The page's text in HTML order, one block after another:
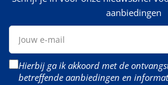
aanbiedingen
Jouw
mail
Hierbij ga ik akkoord met de
betreffende aanbiedingen en